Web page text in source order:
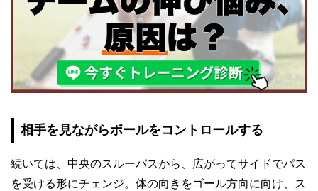
相手を見ながらボールをコントロールする
続いては、中央のスルーパスから、広がってサイドでパス
を受ける形にチェンジ。体の向きをゴール方向に向け、ス